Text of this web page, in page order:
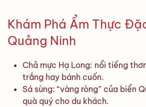
Khám Phá Ẩm Thực
Quảng Ninh
Chả mực Hạ Long: nổi tiếng
trắng hay bánh cuốn.
Sá sùng: “vàng ròng” của biển
quà quý cho du khách.